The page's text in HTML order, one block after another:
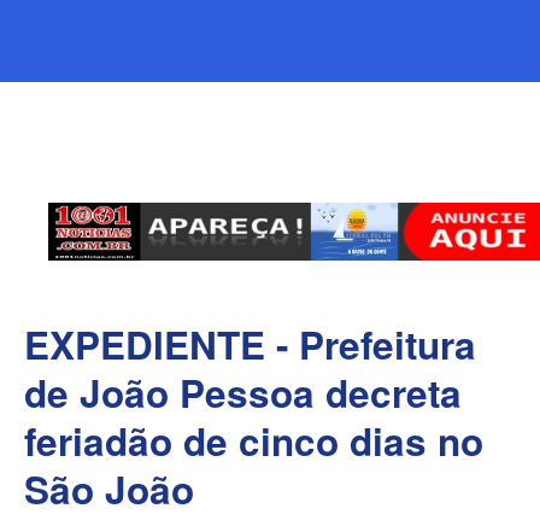
EXPEDIENTE - Prefeitura
de João Pessoa decreta
feriadão de cinco dias no
São João